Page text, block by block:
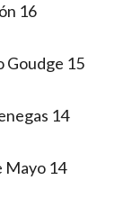
16
Goudge 15
14
Mayo 14